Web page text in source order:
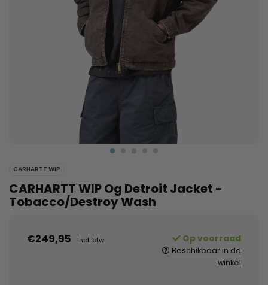
CARHARTT WIP
CARHARTT WIP Og Detroit Jacket -
Tobacco/Destroy Wash
€249,95 Incl. btw Op voorraad
Beschikbaar in de
winkel